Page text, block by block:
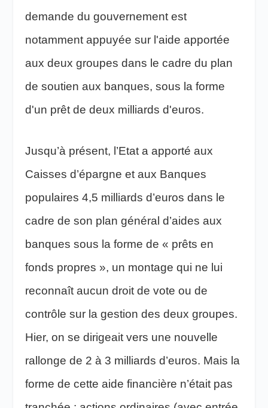
demande du gouvernement est
notamment appuyée sur l'aide apportée
aux deux groupes dans le cadre du plan
de soutien aux banques, sous la forme
d'un prêt de deux milliards d'euros.
Jusqu’à présent, l’Etat a apporté aux
Caisses d’épargne et aux Banques
populaires 4,5 milliards d’euros dans le
cadre de son plan général d’aides aux
banques sous la forme de « prêts en
fonds propres », un montage qui ne lui
reconnaît aucun droit de vote ou de
contrôle sur la gestion des deux groupes.
Hier, on se dirigeait vers une nouvelle
rallonge de 2 à 3 milliards d’euros. Mais la
forme de cette aide financière n’était pas